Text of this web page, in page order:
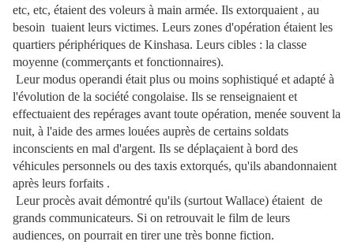
etc, etc, étaient des voleurs à main armée. Ils extorquaient , au
besoin tuaient leurs victimes. Leurs zones d'opération étaient les
quartiers périphériques de Kinshasa. Leurs cibles : la classe
moyenne (commerçants et fonctionnaires).
Leur modus operandi était plus ou moins sophistiqué et adapté à
l'évolution de la société congolaise. Ils se renseignaient et
effectuaient des repérages avant toute opération, menée souvent la
nuit, à l'aide des armes louées auprès de certains soldats
inconscients en mal d'argent. Ils se déplaçaient à bord des
véhicules personnels ou des taxis extorqués, qu'ils abandonnaient
après leurs forfaits .
Leur procès avait démontré qu'ils (surtout Wallace) étaient de
grands communicateurs. Si on retrouvait le film de leurs
audiences, on pourrait en tirer une très bonne fiction.